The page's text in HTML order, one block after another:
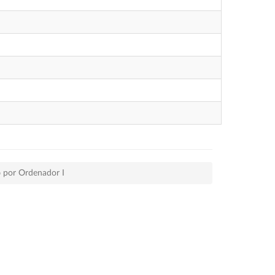
Ordenador I